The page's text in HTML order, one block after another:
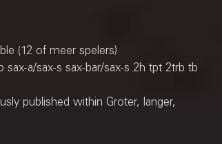
(12 of meer spelers)
sax-a/sax-s sax-bar/sax-s 2h tpt 2trb tb
published within Groter, langer,